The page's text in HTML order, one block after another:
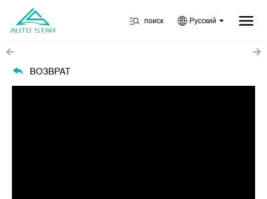
поиск Русский
ВОЗВРАТ